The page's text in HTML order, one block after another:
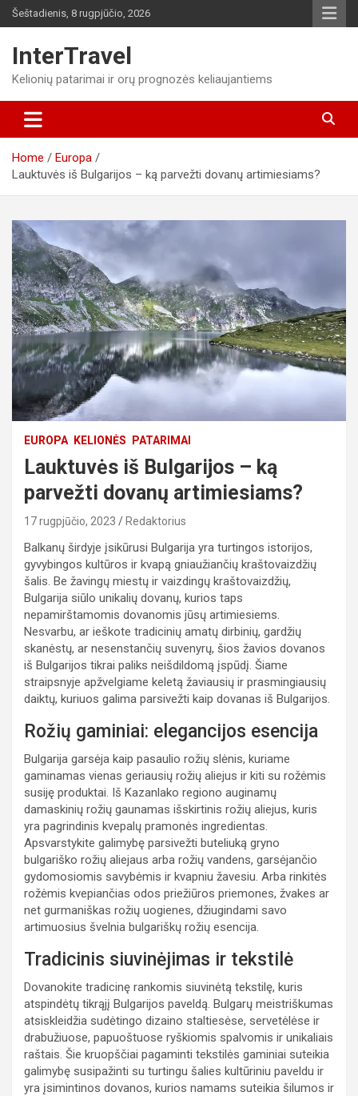
Skip
to
Šeštadienis, 8 rugpjūčio, 2026
InterTravel
Kelionių patarimai ir orų prognozės keliaujantiems
Home
Europa
Lauktuvės iš Bulgarijos – ką parvežti dovanų artimiesiams?
EUROPA KELIONĖS PATARIMAI
Lauktuvės iš Bulgarijos – ką
parvežti dovanų artimiesiams?
17 rugpjūčio, 2023 Redaktorius
Balkanų širdyje įsikūrusi Bulgarija yra turtingos istorijos,
gyvybingos kultūros ir kvapą gniaužiančių kraštovaizdžių
šalis. Be žavingų miestų ir vaizdingų kraštovaizdžių,
Bulgarija siūlo unikalių dovanų, kurios taps
nepamirštamomis dovanomis jūsų artimiesiems.
Nesvarbu, ar ieškote tradicinių amatų dirbinių, gardžių
skanėstų, ar nesenstančių suvenyrų, šios žavios dovanos
iš Bulgarijos tikrai paliks neišdildomą įspūdį. Šiame
straipsnyje apžvelgiame keletą žaviausių ir prasmingiausių
daiktų, kuriuos galima parsivežti kaip dovanas iš Bulgarijos.
Rožių gaminiai: elegancijos esencija
Bulgarija garsėja kaip pasaulio rožių slėnis, kuriame
gaminamas vienas geriausių rožių aliejus ir kiti su rožėmis
susiję produktai. Iš Kazanlako regiono auginamų
damaskinių rožių gaunamas išskirtinis rožių aliejus, kuris
yra pagrindinis kvepalų pramonės ingredientas.
Apsvarstykite galimybę parsivežti buteliuką gryno
bulgariško rožių aliejaus arba rožių vandens, garsėjančio
gydomosiomis savybėmis ir kvapniu žavesiu. Arba rinkitės
rožėmis kvepiančias odos priežiūros priemones, žvakes ar
net gurmaniškas rožių uogienes, džiugindami savo
artimuosius švelnia bulgariškų rožių esencija.
Tradicinis siuvinėjimas ir tekstilė
Dovanokite tradicinę rankomis siuvinėtą tekstilę, kuris
atspindėtų tikrąjį Bulgarijos paveldą. Bulgarų meistriškumas
atsiskleidžia sudėtingo dizaino staltiesėse, servetėlėse ir
drabužiuose, papuoštuose ryškiomis spalvomis ir unikaliais
raštais. Šie kruopščiai pagaminti tekstilės gaminiai suteikia
galimybę susipažinti su turtingu šalies kultūriniu paveldu ir
yra įsimintinos dovanos, kurios namams suteikia šilumos ir